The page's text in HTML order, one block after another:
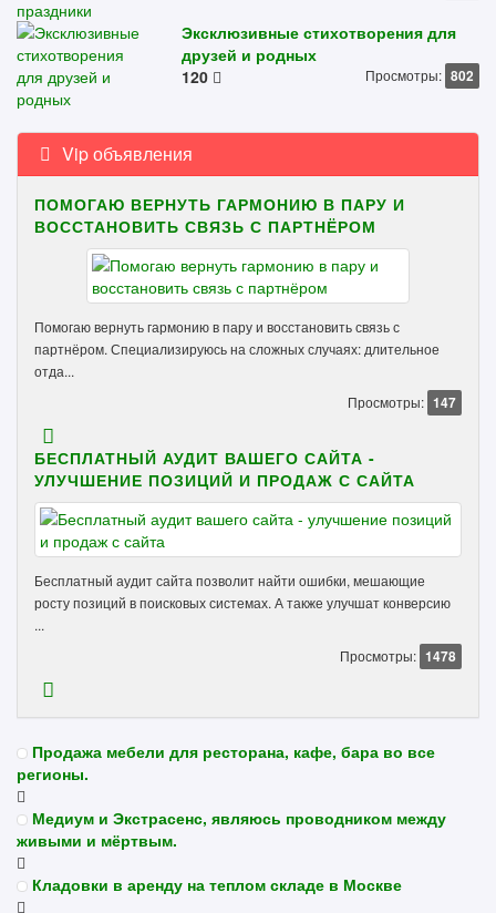
Эксклюзивные стихотворения для
друзей и родных
120
Просмотры: 802
Vip объявления
ПОМОГАЮ ВЕРНУТЬ ГАРМОНИЮ В ПАРУ И
ВОССТАНОВИТЬ СВЯЗЬ С ПАРТНЁРОМ
Помогаю вернуть гармонию в пару и восстановить связь с
партнёром. Специализируюсь на сложных случаях: длительное
отда...
Просмотры: 147
БЕСПЛАТНЫЙ АУДИТ ВАШЕГО САЙТА -
УЛУЧШЕНИЕ ПОЗИЦИЙ И ПРОДАЖ С САЙТА
Бесплатный аудит сайта позволит найти ошибки, мешающие
росту позиций в поисковых системах. А также улучшат конверсию
...
Просмотры: 1478
Продажа мебели для ресторана, кафе, бара во все
регионы.
Медиум и Экстрасенс, являюсь проводником между
живыми и мёртвым.
Кладовки в аренду на теплом складе в Москве